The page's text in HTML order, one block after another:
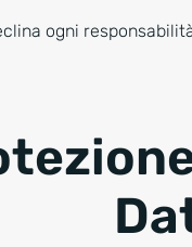
ogni